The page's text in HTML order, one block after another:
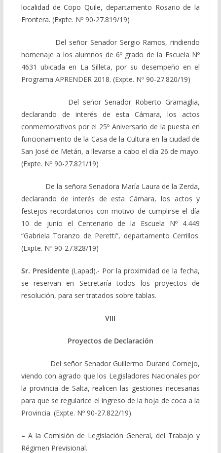
localidad de Copo Quile, departamento Rosario de la
Frontera. (Expte. Nº 90-27.819/19)
Del señor Senador Sergio Ramos, rindiendo
homenaje a los alumnos de 6º grado de la Escuela Nº
4631 ubicada en La Silleta, por su desempeño en el
Programa APRENDER 2018. (Expte. Nº 90-27.820/19)
Del señor Senador Roberto Gramaglia,
declarando de interés de esta Cámara, los actos
conmemorativos por el 25º Aniversario de la puesta en
funcionamiento de la Casa de la Cultura en la ciudad de
San José de Metán, a llevarse a cabo el día 26 de mayo.
(Expte. Nº 90-27.821/19)
De la señora Senadora María Laura de la Zerda,
declarando de interés de esta Cámara, los actos y
festejos recordatorios con motivo de cumplirse el día
10 de junio el Centenario de la Escuela Nº 4.449
“Gabriela Toranzo de Peretti”, departamento Cerrillos.
(Expte. Nº 90-27.828/19)
Sr. Presidente(Lapad).- Por la proximidad de la fecha,
se reservan en Secretaría todos los proyectos de
resolución, para ser tratados sobre tablas.
VIII
Proyectos de Declaración
Del señor Senador Guillermo Durand Cornejo,
viendo con agrado que los Legisladores Nacionales por
la provincia de Salta, realicen las gestiones necesarias
para que se regularice el ingreso de la hoja de coca a la
Provincia. (Expte. Nº 90-27.822/19).
– A la Comisión de Legislación General, del Trabajo y
Régimen Previsional.